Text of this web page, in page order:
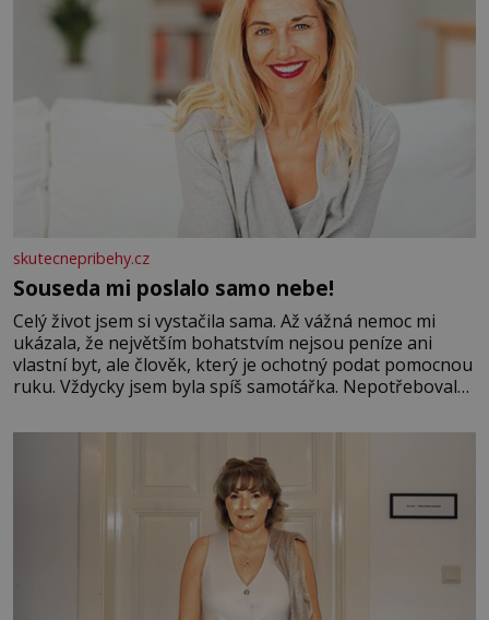
skutecnepribehy.cz
Souseda mi poslalo samo nebe!
Celý život jsem si vystačila sama. Až vážná nemoc mi
ukázala, že největším bohatstvím nejsou peníze ani
vlastní byt, ale člověk, který je ochotný podat pomocnou
ruku. Vždycky jsem byla spíš samotářka. Nepotřebovala
mi knihy, práce a hlavně klid. Hned po studiích jsem